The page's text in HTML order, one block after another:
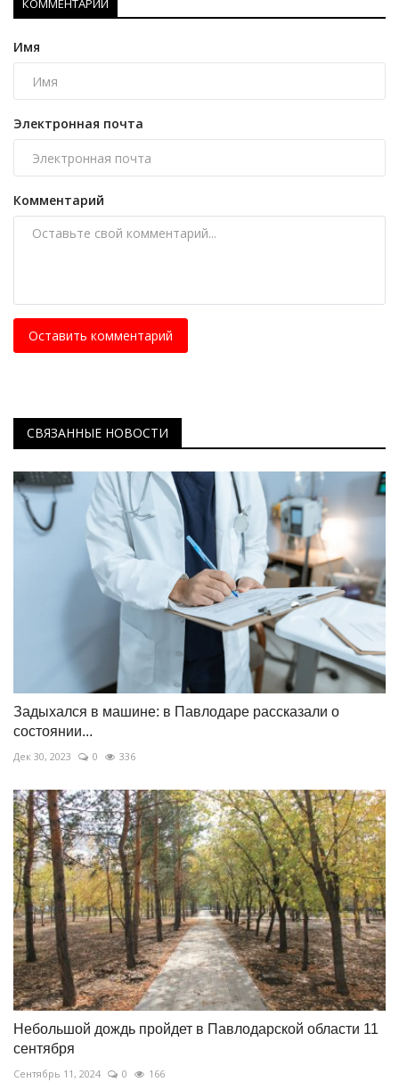
КОММЕНТАРИИ
Имя
Электронная почта
Комментарий
Оставить комментарий
СВЯЗАННЫЕ НОВОСТИ
Задыхался в машине: в Павлодаре рассказали о
состоянии...
Дек 30, 2023 0 336
Небольшой дождь пройдет в Павлодарской области 11
сентября
Сентябрь 11, 2024 0 166